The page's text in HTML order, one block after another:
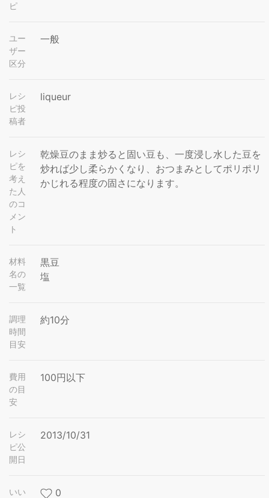
ピ
ユー
ザー
区分
一般
レシ
ピ投
稿者
liqueur
レシ
ピを
考え
た人
のコ
メン
ト
乾燥豆のまま炒ると固い豆も、一度浸し水した豆を
炒れば少し柔らかくなり、おつまみとしてポリポリ
かじれる程度の固さになります。
材料
名の
一覧
黒豆
塩
調理
時間
目安
約10分
費用
の目
安
100円以下
レシ
ピ公
開日
2013/10/31
いい
0